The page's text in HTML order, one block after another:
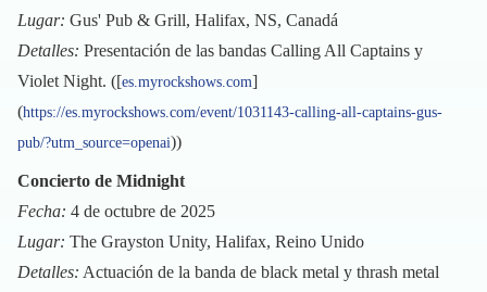
Lugar: Gus' Pub & Grill, Halifax, NS, Canadá
Detalles: Presentación de las bandas Calling All Captains y
Violet Night. ([es.myrockshows.com]
(https://es.myrockshows.com/event/1031143-calling-all-captains-gus-
pub/?utm_source=openai))
Concierto de Midnight
Fecha: 4 de octubre de 2025
Lugar: The Grayston Unity, Halifax, Reino Unido
Detalles: Actuación de la banda de black metal y thrash metal